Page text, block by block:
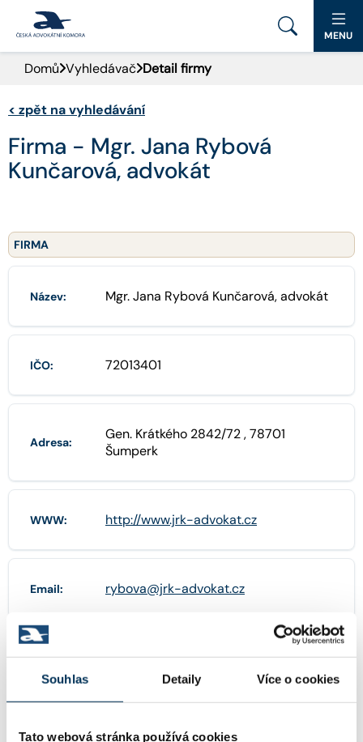
Souhlas Detaily Více o cookies
Tato webová stránka používá cookies
PORTÁL ČAK
DOMŮ
AKTUALITY
PRO VEŘEJNOST
MENU
Domů Vyhledávač Detail firmy
< zpět na vyhledávání
Firma - Mgr. Jana Rybová
Kunčarová, advokát
FIRMA
Název: Mgr. Jana Rybová Kunčarová, advokát
IČO: 72013401
Adresa:
Gen. Krátkého 2842/72 , 78701
Šumperk
WWW: http://www.jrk-advokat.cz
Email: rybova@jrk-advokat.cz
Telefon: +420725543844